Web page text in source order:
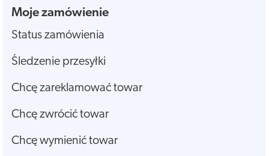
Moje zamówienie
Status zamówienia
Śledzenie przesyłki
Chcę zareklamować towar
Chcę zwrócić towar
Chcę wymienić towar